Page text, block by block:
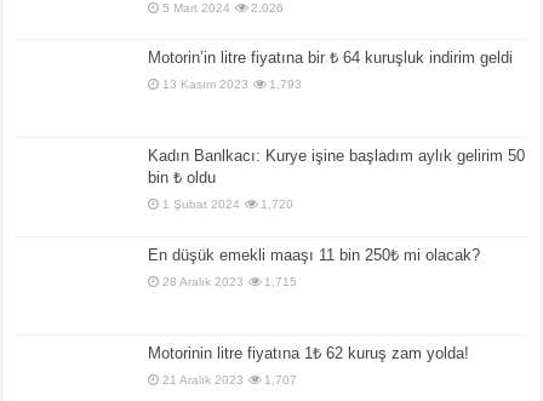
5 Mart 2024 2,026
Motorin’in litre fiyatına bir ₺ 64 kuruşluk indirim geldi
13 Kasım 2023 1,793
Kadın Banlkacı: Kurye işine başladım aylık gelirim 50
bin ₺ oldu
1 Şubat 2024 1,720
En düşük emekli maaşı 11 bin 250₺ mi olacak?
28 Aralık 2023 1,715
Motorinin litre fiyatına 1₺ 62 kuruş zam yolda!
21 Aralık 2023 1,707